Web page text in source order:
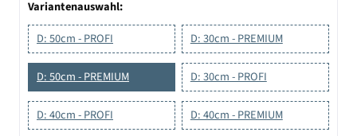
Variantenauswahl:
D: 50cm - PROFI
D: 30cm - PREMIUM
D: 50cm - PREMIUM D: 30cm - PROFI
D: 40cm - PROFI D: 40cm - PREMIUM